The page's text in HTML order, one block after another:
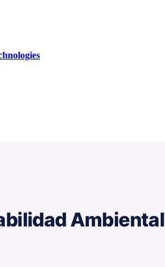
Ambiental